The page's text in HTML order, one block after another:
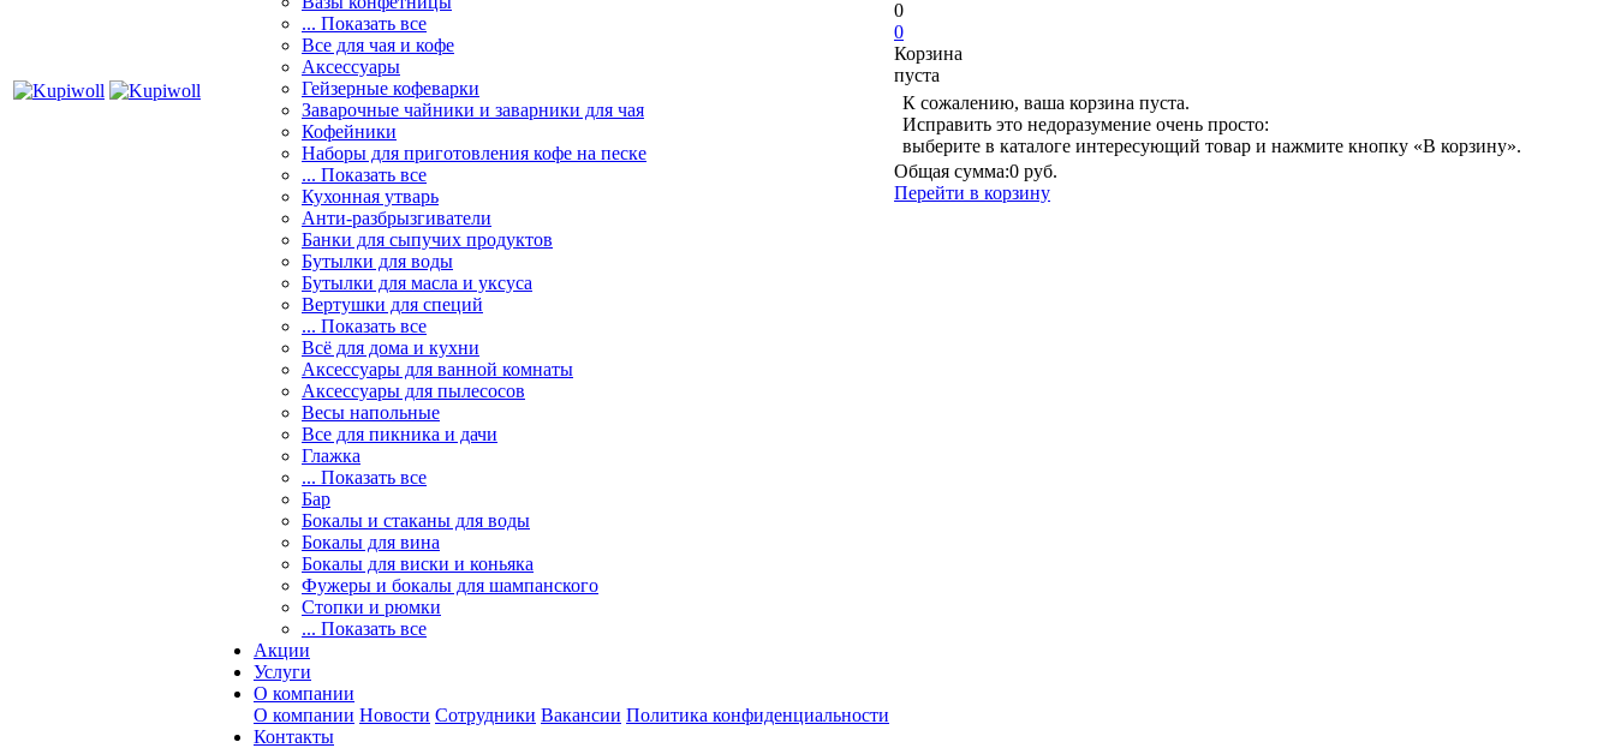
... Показать все
Все для чая и кофе
Аксессуары
Гейзерные кофеварки
Заварочные чайники и заварники для чая
Кофейники
Наборы для приготовления кофе на песке
... Показать все
Кухонная утварь
Анти-разбрызгиватели
Банки для сыпучих продуктов
Бутылки для воды
Бутылки для масла и уксуса
Вертушки для специй
... Показать все
Всё для дома и кухни
Аксессуары для ванной комнаты
Аксессуары для пылесосов
Весы напольные
Все для пикника и дачи
Глажка
... Показать все
Бар
Бокалы и стаканы для воды
Бокалы для вина
Бокалы для виски и коньяка
Фужеры и бокалы для шампанского
Стопки и рюмки
... Показать все
Акции
Услуги
О компании
О компании Новости Сотрудники Вакансии Политика конфиденциальности
Контакты
0
0
Корзина
пуста
К сожалению, ваша корзина пуста.
Исправить это недоразумение очень просто:
выберите в каталоге интересующий товар и нажмите кнопку «В корзину».
Общая сумма:0 руб.
Перейти в корзину